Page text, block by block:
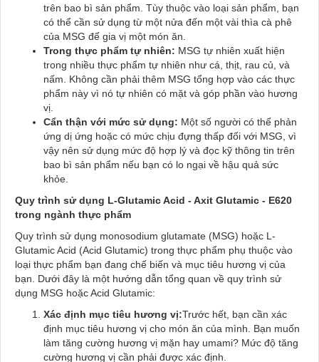
trên bao bì sản phẩm. Tùy thuộc vào loại sản phẩm, bạn
có thể cần sử dụng từ một nửa đến một vài thìa cà phê
của MSG để gia vị một món ăn.
Trong thực phẩm tự nhiên: MSG tự nhiên xuất hiện
trong nhiều thực phẩm tự nhiên như cá, thịt, rau củ, và
nấm. Không cần phải thêm MSG tổng hợp vào các thực
phẩm này vì nó tự nhiên có mặt và góp phần vào hương
vị.
Cẩn thận với mức sử dụng: Một số người có thể phản
ứng dị ứng hoặc có mức chịu đựng thấp đối với MSG, vì
vậy nên sử dụng mức độ hợp lý và đọc kỹ thông tin trên
bao bì sản phẩm nếu bạn có lo ngại về hậu quả sức
khỏe.
Quy trình sử dụng L-Glutamic Acid - Axit Glutamic - E620
trong ngành thực phẩm
Quy trình sử dụng monosodium glutamate (MSG) hoặc L-
Glutamic Acid (Acid Glutamic) trong thực phẩm phụ thuộc vào
loại thực phẩm bạn đang chế biến và mục tiêu hương vị của
bạn. Dưới đây là một hướng dẫn tổng quan về quy trình sử
dụng MSG hoặc Acid Glutamic:
Xác định mục tiêu hương vị:Trước hết, bạn cần xác
định mục tiêu hương vị cho món ăn của mình. Bạn muốn
làm tăng cường hương vị mặn hay umami? Mức độ tăng
cường hương vị cần phải được xác định.